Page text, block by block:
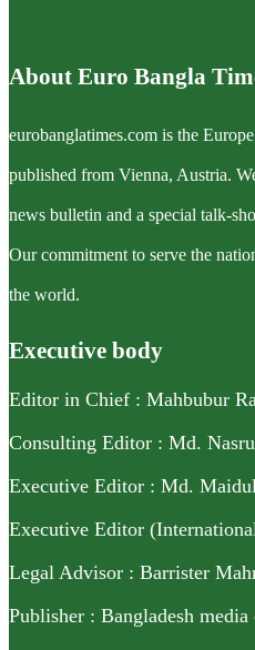
About Euro Bangla
eurobanglatimes.com is the
published from Vienna, Austria.
news bulletin and a special talk-
Our commitment to serve the
the world.
Executive body
Editor in Chief : Mahbubur
Consulting Editor : Md.
Executive Editor : Md.
Executive Editor
Legal Advisor : Barrister
Publisher : Bangladesh